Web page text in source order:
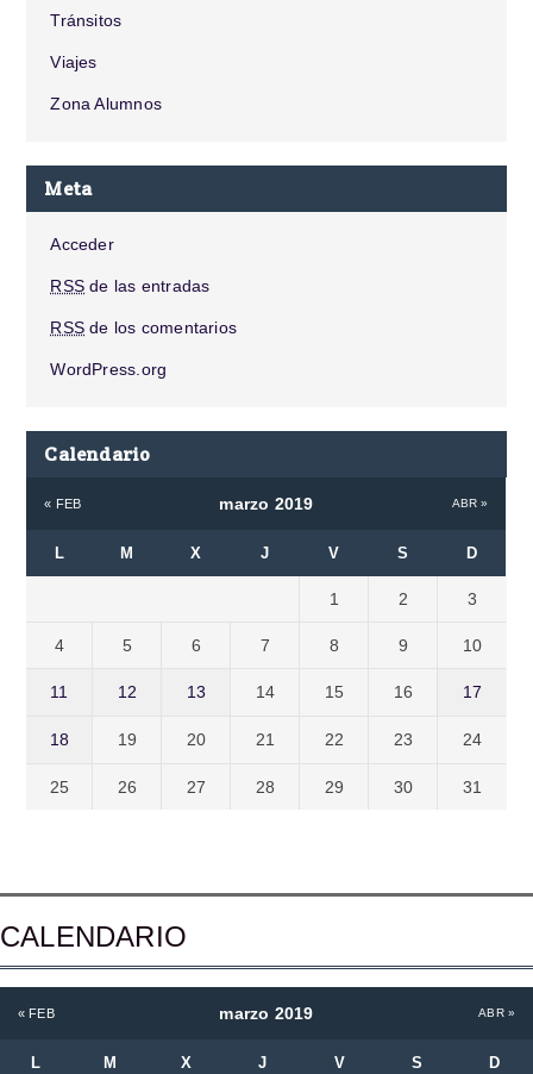
Tránsitos
Viajes
Zona Alumnos
Meta
Acceder
RSS de las entradas
RSS de los comentarios
WordPress.org
Calendario
marzo 2019
L M X J V S D
« FEB ABR »
1 2 3
4 5 6 7 8 9 10
11 12 13 14 15 16 17
18 19 20 21 22 23 24
25 26 27 28 29 30 31
CALENDARIO
marzo 2019
L M X J V S D
« FEB ABR »